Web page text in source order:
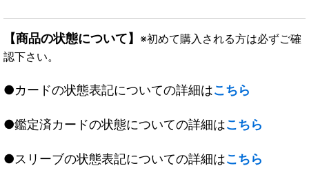
【商品の状態について】 ※初めて購入される方は必ずご確
認下さい。
●カードの状態表記についての詳細はこちら
●鑑定済カードの状態についての詳細はこちら
●スリーブの状態表記についての詳細はこちら